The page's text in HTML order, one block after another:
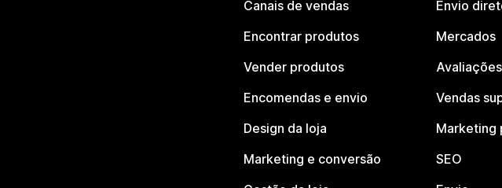
Canais de vendas
Encontrar produtos
Vender produtos
Encomendas e envio
Design da loja
Marketing e conversão
Envio
Mercados
Vendas
Marketing
SEO